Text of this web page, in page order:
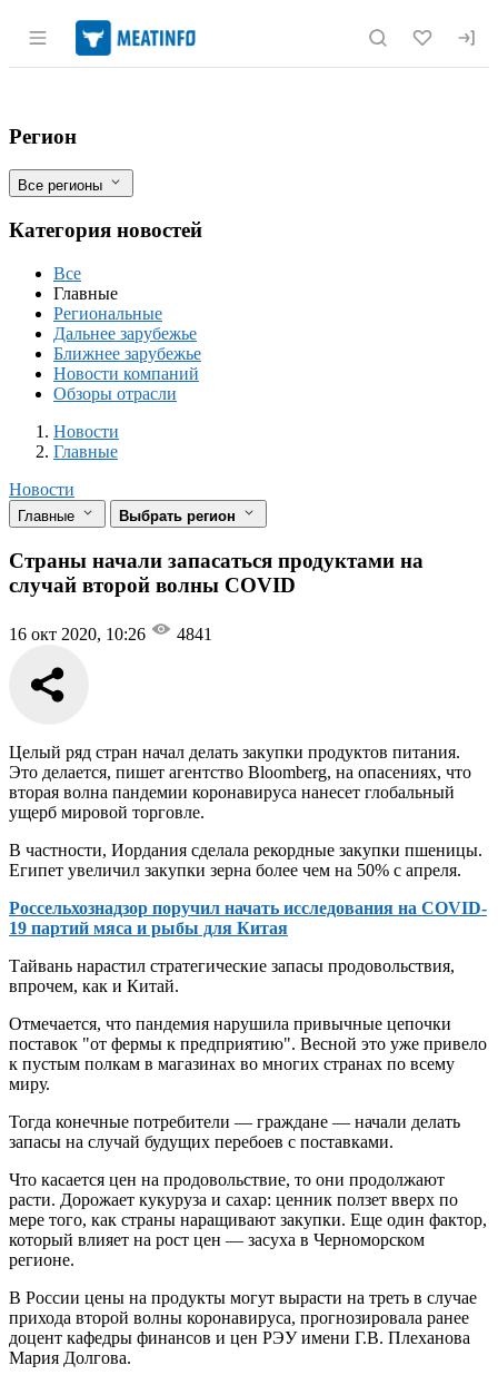
Раздел навигации по сайту
Страны начали запасаться
Фильтры
Регион
Все регионы
Категория новостей
Все
Главные
Региональные
Дальнее зарубежье
Ближнее зарубежье
Новости компаний
Обзоры отрасли
Новости
Разделы
Новости
Главные
Новости
Главные Выбрать регион
Страны начали запасаться продуктами на
случай второй волны COVID
16 окт 2020, 10:26 4841
Целый ряд стран начал делать закупки продуктов питания.
Это делается, пишет агентство Bloomberg, на опасениях, что
вторая волна пандемии коронавируса нанесет глобальный
ущерб мировой торговле.
В частности, Иордания сделала рекордные закупки пшеницы.
Египет увеличил закупки зерна более чем на 50% с апреля.
Россельхознадзор поручил начать исследования на COVID-
19 партий мяса и рыбы для Китая
Тайвань нарастил стратегические запасы продовольствия,
впрочем, как и Китай.
Отмечается, что пандемия нарушила привычные цепочки
поставок "от фермы к предприятию". Весной это уже привело
к пустым полкам в магазинах во многих странах по всему
миру.
Тогда конечные потребители — граждане — начали делать
запасы на случай будущих перебоев с поставками.
Что касается цен на продовольствие, то они продолжают
расти. Дорожает кукуруза и сахар: ценник ползет вверх по
мере того, как страны наращивают закупки. Еще один фактор,
который влияет на рост цен — засуха в Черноморском
регионе.
В России цены на продукты могут вырасти на треть в случае
прихода второй волны коронавируса, прогнозировала ранее
доцент кафедры финансов и цен РЭУ имени Г.В. Плеханова
Мария Долгова.